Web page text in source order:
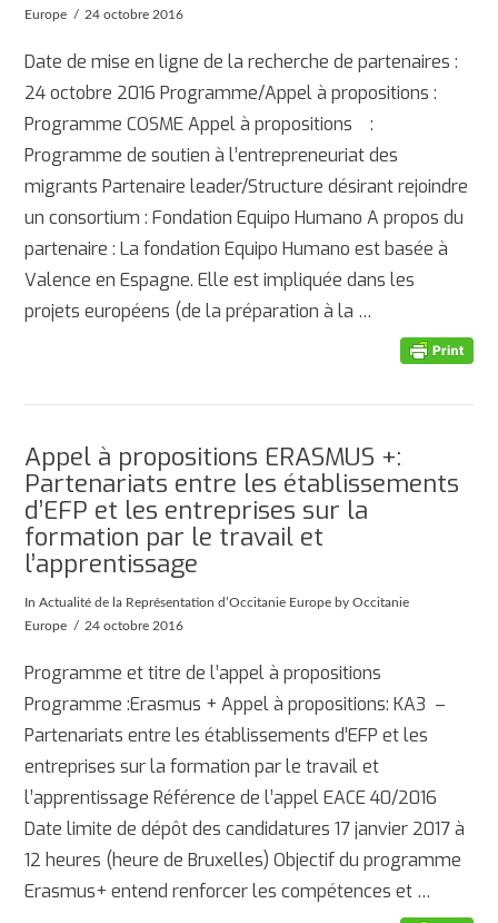
AFFICHER
Europe
24 octobre 2016
Date de mise en ligne de la recherche de partenaires :
24 octobre 2016 Programme/Appel à propositions :
Programme COSME Appel à propositions :
Programme de soutien à l’entrepreneuriat des
migrants Partenaire leader/Structure désirant rejoindre
un consortium : Fondation Equipo Humano A propos du
partenaire : La fondation Equipo Humano est basée à
Valence en Espagne. Elle est impliquée dans les
projets européens (de la préparation à la …
Appel à propositions ERASMUS +:
Partenariats entre les établissements
d’EFP et les entreprises sur la
formation par le travail et
l’apprentissage
InActualité de la Représentation d’Occitanie Europe by Occitanie
Europe
24 octobre 2016
Programme et titre de l’appel à propositions
Programme :Erasmus + Appel à propositions: KA3 –
Partenariats entre les établissements d’EFP et les
entreprises sur la formation par le travail et
l’apprentissage Référence de l’appel EACE 40/2016
Date limite de dépôt des candidatures 17 janvier 2017 à
12 heures (heure de Bruxelles) Objectif du programme
Erasmus+ entend renforcer les compétences et …